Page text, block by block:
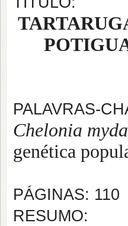
PALAVRAS-
Chelonia
genética
PÁGINAS: 110
RESUMO: